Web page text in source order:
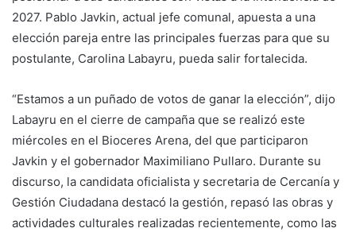
2027. Pablo Javkin, actual jefe comunal, apuesta a una
elección pareja entre las principales fuerzas para que su
postulante, Carolina Labayru, pueda salir fortalecida.
“Estamos a un puñado de votos de ganar la elección”, dijo
Labayru en el cierre de campaña que se realizó este
miércoles en el Bioceres Arena, del que participaron
Javkin y el gobernador Maximiliano Pullaro. Durante su
discurso, la candidata oficialista y secretaria de Cercanía y
Gestión Ciudadana destacó la gestión, repasó las obras y
actividades culturales realizadas recientemente, como las